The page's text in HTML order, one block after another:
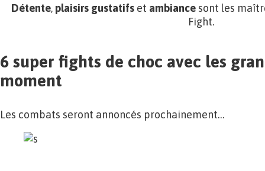
Détente, plaisirs gustatifset ambiancesont les
Fight.
6 super fights de choc avec les
moment
Les combats seront annoncés prochainement…